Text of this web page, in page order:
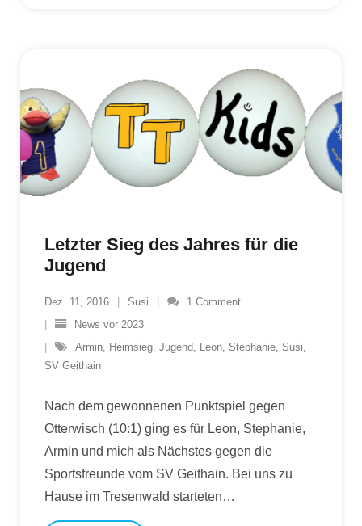
Letzter Sieg des Jahres für die
Jugend
Dez. 11, 2016 Susi 1 Comment
News vor 2023
Armin, Heimsieg, Jugend, Leon, Stephanie, Susi,
SV Geithain
Nach dem gewonnenen Punktspiel gegen
Otterwisch (10:1) ging es für Leon, Stephanie,
Armin und mich als Nächstes gegen die
Sportsfreunde vom SV Geithain. Bei uns zu
Hause im Tresenwald starteten…